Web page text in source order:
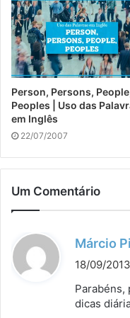
Person, Persons,
Peoples | Uso das
em Inglês
22/07/2007
Um Comentário
Márcio
18/09/
Parabéns,
dicas